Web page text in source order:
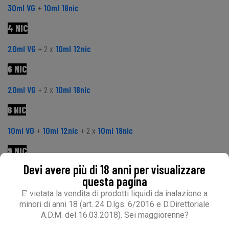
Devi avere più di 18 anni per visualizzare
questa pagina
E' vietata la vendita di prodotti liquidi da inalazione a
minori di anni 18 (art. 24 D.lgs. 6/2016 e D.Direttoriale
A.D.M. del 16.03.2018). Sei maggiorenne?
30ml VG + 10ml 18nic
4 NIC
20ml VG + 2 x 10ml 12nic
6 NIC
20ml VG + 2 x 10ml 18nic
8 NIC
10ml VG + 10ml 12nic + 2 x 10ml 18nic
9 NIC
10ml VG+ 3 x10ml 18nic
12 NIC
10ml 18nic